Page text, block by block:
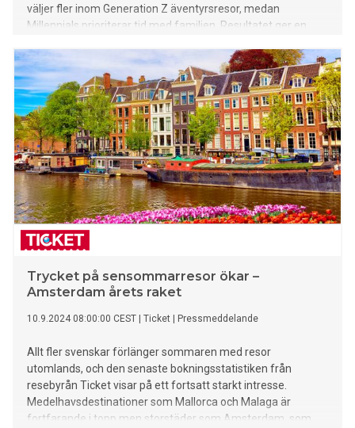
väljer fler inom Generation Z äventyrsresor, medan
Millennials prioriterar tid med familjen. Resultatet ger en
påverkar deras sätt att resa.
Trycket på sensommarresor ökar –
Amsterdam årets raket
10.9.2024 08:00:00 CEST Ticket Pressmeddelande
Allt fler svenskar förlänger sommaren med resor
utomlands, och den senaste bokningsstatistiken från
resebyrån Ticket visar på ett fortsatt starkt intresse.
Medelhavsdestinationer som Mallorca och Malaga är
fortfarande i topp men storstäder som Amsterdam, som